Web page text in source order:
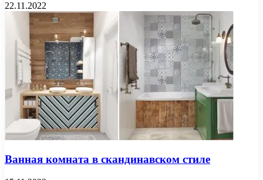
22.11.2022
Ванная комната в скандинавском стиле